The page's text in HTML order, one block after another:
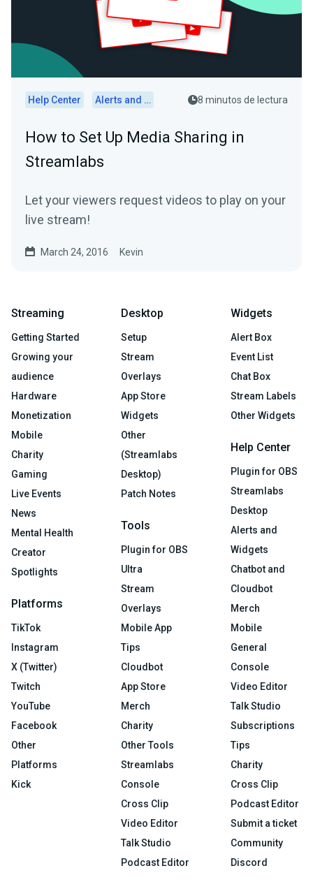
Help Center Alerts and Widgets 8 minutos de lectura
How to Set Up Media Sharing in
Streamlabs
Let your viewers request videos to play on your
live stream!
March 24, 2016 Kevin
Streaming
Getting Started
Growing your
audience
Hardware
Monetization
Mobile
Charity
Gaming
Live Events
News
Mental Health
Creator
Spotlights
Platforms
TikTok
Instagram
X (Twitter)
Twitch
YouTube
Facebook
Other
Platforms
Kick
Desktop
Setup
Stream
Overlays
App Store
Widgets
Other
(Streamlabs
Desktop)
Patch Notes
Tools
Plugin for OBS
Ultra
Stream
Overlays
Mobile App
Tips
Cloudbot
App Store
Merch
Charity
Other Tools
Streamlabs
Console
Cross Clip
Video Editor
Talk Studio
Podcast Editor
Widgets
Alert Box
Event List
Chat Box
Stream Labels
Other Widgets
Help Center
Plugin for OBS
Streamlabs
Desktop
Alerts and
Widgets
Chatbot and
Cloudbot
Merch
Mobile
General
Console
Video Editor
Talk Studio
Subscriptions
Tips
Charity
Cross Clip
Podcast Editor
Submit a ticket
Community
Discord